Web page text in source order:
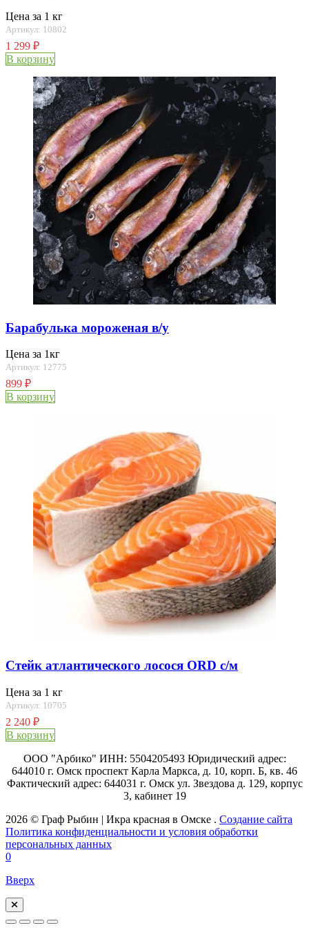
Цена за 1 кг
Артикул: 10802
1 299 ₽
В корзину
Барабулька мороженая в/у
Цена за 1кг
Артикул: 12775
899 ₽
В корзину
Стейк атлантического лосося ORD с/м
Цена за 1 кг
Артикул: 10705
2 240 ₽
В корзину
ООО "Арбико" ИНН: 5504205493 Юридический адрес:
644010 г. Омск проспект Карла Маркса, д. 10, корп. Б, кв. 46
Фактический адрес: 644031 г. Омск ул. Звездова д. 129, корпус
3, кабинет 19
2026 © Граф Рыбин | Икра красная в Омске . Создание сайта
Политика конфиденциальности и условия обработки
персональных данных
0
Вверх